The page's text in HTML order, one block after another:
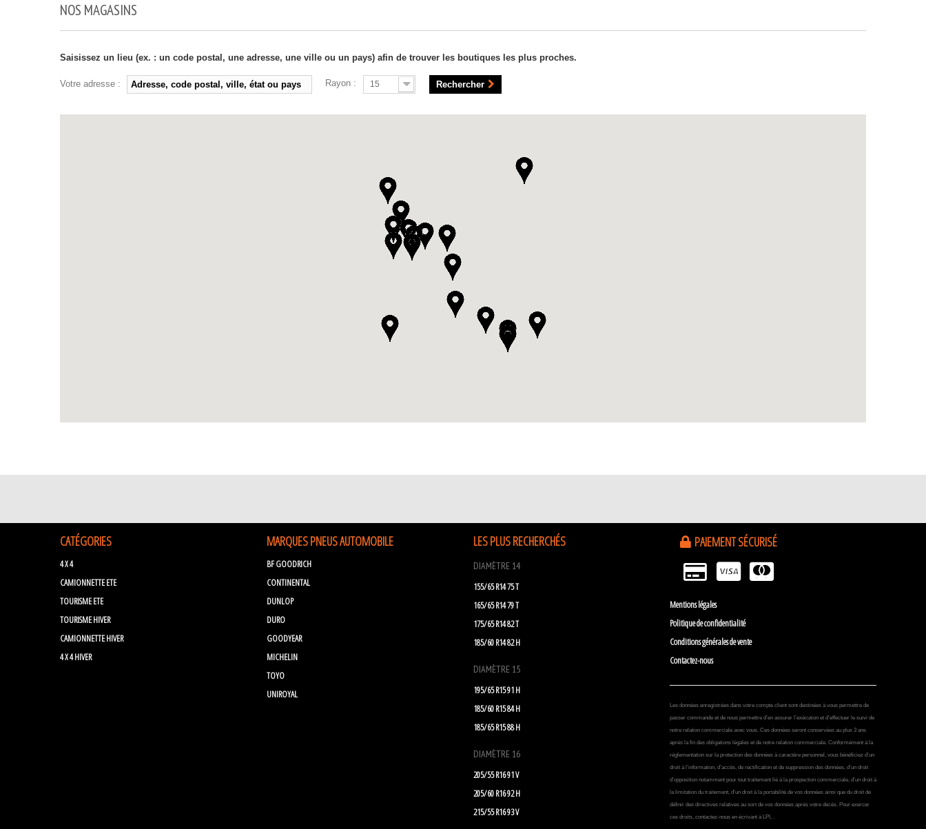
NOS MAGASINS
Saisissez un lieu (ex. : un code postal, une adresse, une ville ou un pays) afin de trouver les boutiques les plus proches.
Votre adresse : Rayon : 15 Rechercher
CATÉGORIES
4 X 4
CAMIONNETTE ETE
TOURISME ETE
TOURISME HIVER
CAMIONNETTE HIVER
4 X 4 HIVER
MARQUES PNEUS AUTOMOBILE
BF GOODRICH
CONTINENTAL
DUNLOP
DURO
GOODYEAR
MICHELIN
TOYO
UNIROYAL
LES PLUS RECHERCHÉS
DIAMÈTRE 14
155/65 R14 75 T
165/65 R14 79 T
175/65 R14 82 T
185/60 R14 82 H
DIAMÈTRE 15
195/65 R15 91 H
185/60 R15 84 H
185/65 R15 88 H
DIAMÈTRE 16
205/55 R16 91 V
205/60 R16 92 H
215/55 R16 93 V
PAIEMENT SÉCURISÉ
Mentions légales
Politique de confidentialité
Conditions générales de vente
Contactez-nous
Les données enregistrées dans votre compte client sont destinées à vous permettre de
passer commande et de nous permettre d’en assurer l’exécution et d’effectuer le suivi de
notre relation commerciale avec vous. Ces données seront conservées au plus 3 ans
après la fin des obligations légales et de notre relation commerciale. Conformément à la
réglementation sur la protection des données à caractère personnel, vous bénéficiez d’un
droit à l’information, d’accès, de rectification et de suppression des données, d’un droit
d’opposition notamment pour tout traitement lié à la prospection commerciale, d’un droit à
la limitation du traitement, d’un droit à la portabilité de vos données ainsi que du droit de
définir des directives relatives au sort de vos données après votre décès. Pour exercer
ces droits, contactez-nous en écrivant à LPI, .